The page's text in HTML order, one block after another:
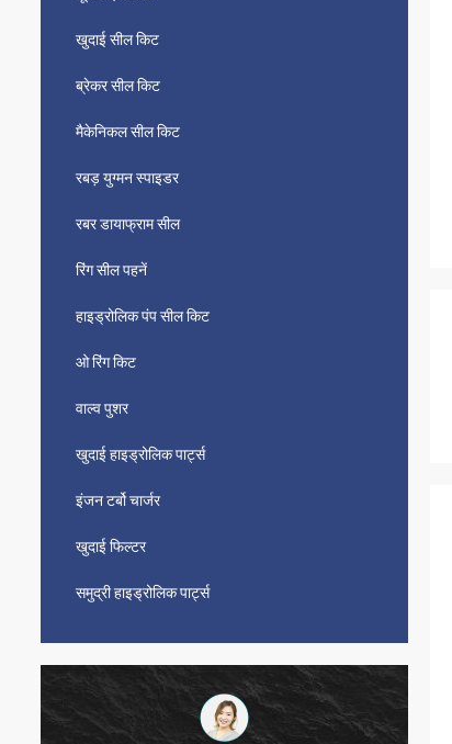
खुदाई सील किट
ब्रेकर सील किट
मैकेनिकल सील किट
रबड़ युग्मन स्पाइडर
रबर डायाफ्राम सील
रिंग सील पहनें
हाइड्रोलिक पंप सील किट
ओ रिंग किट
वाल्व पुशर
खुदाई हाइड्रोलिक पार्ट्स
इंजन टर्बो चार्जर
खुदाई फिल्टर
समुद्री हाइड्रोलिक पार्ट्स